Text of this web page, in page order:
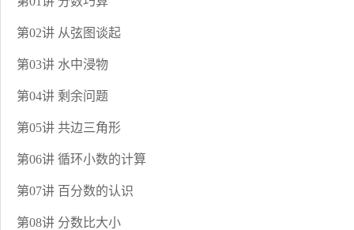
第02讲 从弦图谈起
第03讲 水中浸物
第04讲 剩余问题
第05讲 共边三角形
第06讲 循环小数的计算
第07讲 百分数的认识
第08讲 分数比大小